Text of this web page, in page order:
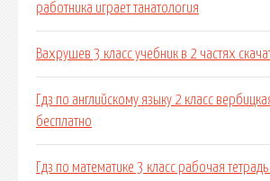
работника играет танатология
Вахрушев 3 класс учебник в 2 частях
Гдз по английскому языку 2 класс
бесплатно
Гдз по математике 3 класс рабочая